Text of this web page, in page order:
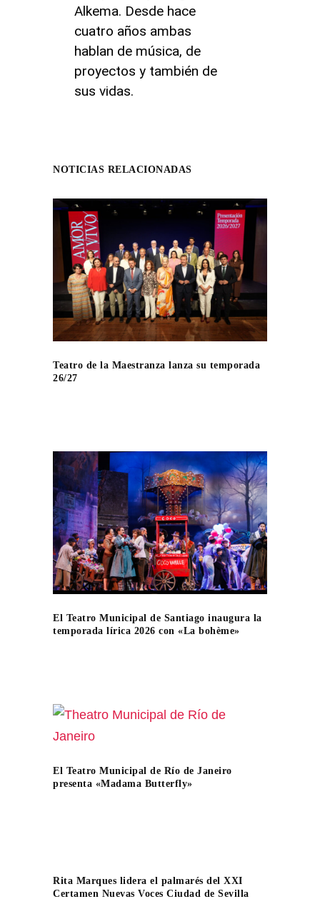
Alkema. Desde hace
cuatro años ambas
hablan de música, de
proyectos y también de
sus vidas.
NOTICIAS RELACIONADAS
Teatro de la Maestranza lanza su temporada
26/27
El Teatro Municipal de Santiago inaugura la
temporada lírica 2026 con «La bohème»
El Teatro Municipal de Río de Janeiro
presenta «Madama Butterfly»
Rita Marques lidera el palmarés del XXI
Certamen Nuevas Voces Ciudad de Sevilla